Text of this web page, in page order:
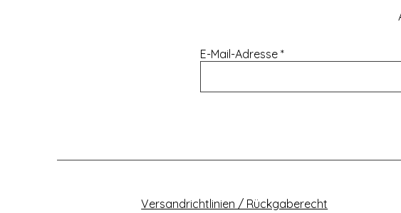
E-Mail-Adresse
Versandrichtlinien / Rückgaberecht